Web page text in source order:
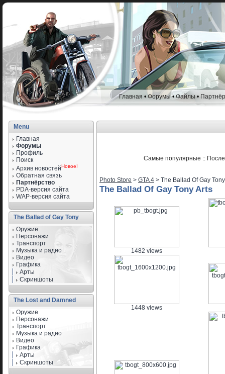
Главная • Форумы•Файлы•
Menu
Главная
Форумы
Профиль
Поиск
Архив новостейНовое!
Обратная связь
Партнёрство
PDA-версия сайта
WAP-версия сайта
The Ballad of Gay Tony
Оружие
Персонажи
Транспорт
Музыка и радио
Видео
Графика
Арты
Скриншоты
The Lost and Damned
Оружие
Персонажи
Транспорт
Музыка и радио
Видео
Графика
Арты
Скриншоты
Самые популярные ::
Photo Store > GTA 4 > The Ballad Of Gay
The Ballad Of Gay Tony Arts
1482 views
1448 views